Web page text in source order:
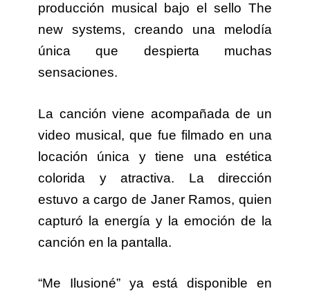
producción musical bajo el sello The
new systems, creando una melodía
única que despierta muchas
sensaciones.
La canción viene acompañada de un
video musical, que fue filmado en una
locación única y tiene una estética
colorida y atractiva. La dirección
estuvo a cargo de Janer Ramos, quien
capturó la energía y la emoción de la
canción en la pantalla.
“Me Ilusioné” ya está disponible en